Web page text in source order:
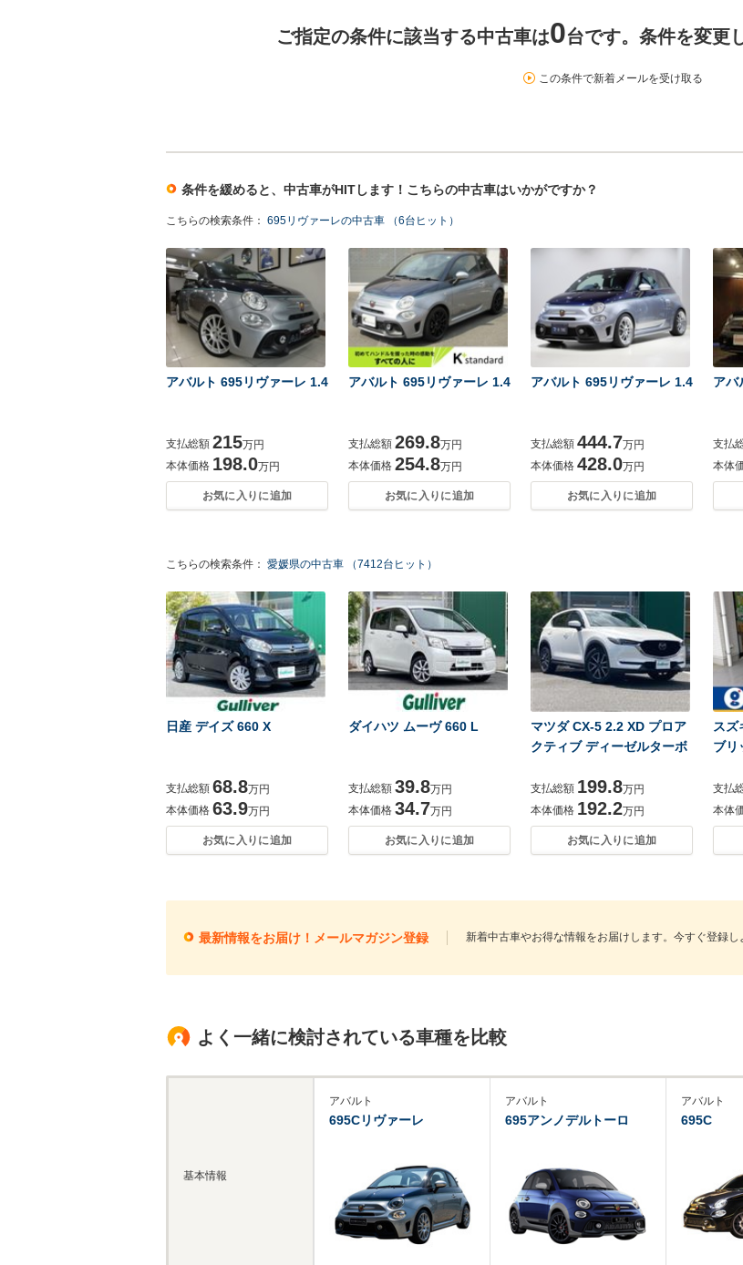
ご指定の条件に該当する中古車は0台です。条件を変更
この条件で新着メールを受け取る
条件を緩めると、中古車がHITします！こちらの中古車はいかがですか？
こちらの検索条件： 695リヴァーレの中古車 （6台ヒット）
アバルト 695リヴァーレ 1.4
支払総額 215万円
本体価格 198.0万円
お気に入りに追加
アバルト 695リヴァーレ 1.4
支払総額 269.8万円
本体価格 254.8万円
お気に入りに追加
アバルト 695リヴァーレ 1.4
支払総額 444.7万円
本体価格 428.0万円
お気に入りに追加
アバ
支払
本体
こちらの検索条件： 愛媛県の中古車 （7412台ヒット）
日産 デイズ 660 X
支払総額 68.8万円
本体価格 63.9万円
お気に入りに追加
ダイハツ ムーヴ 660 L
支払総額 39.8万円
本体価格 34.7万円
お気に入りに追加
マツダ CX-5 2.2 XD プロア
クティブ ディーゼルターボ
支払総額 199.8万円
本体価格 192.2万円
お気に入りに追加
スズ
ブリ
支払
本体
最新情報をお届け！メールマガジン登録 新着中古車やお得な情報をお届けします。今すぐ登録し
よく一緒に検討されている車種を比較
基本情報
アバルト
695Cリヴァーレ
アバルト
695アンノデルトーロ
アバルト
695C